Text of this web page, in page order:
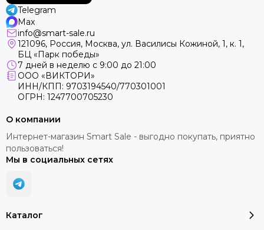
Telegram
Max
info@smart-sale.ru
121096, Россия, Москва, ул. Василисы Кожиной, 1, к. 1,
БЦ «Парк победы»
7 дней в неделю с 9:00 до 21:00
ООО «ВИКТОРИ»
ИНН/КПП: 9703194540/770301001
ОГРН: 1247700705230
Каталог
О компании
Интернет-магазин Smart Sale - выгодно покупать, приятно
пользоваться!
Мы в социальных сетях